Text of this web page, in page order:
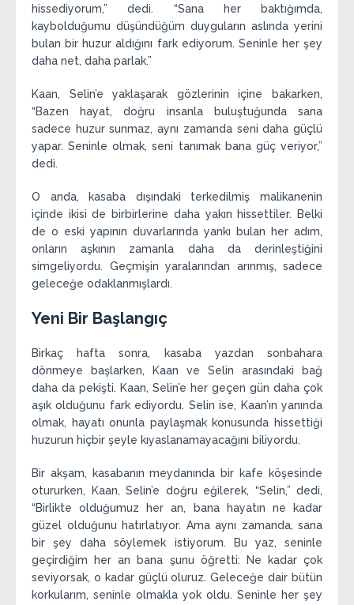
hissediyorum,” dedi. “Sana her baktığımda,
kaybolduğumu düşündüğüm duyguların aslında yerini
bulan bir huzur aldığını fark ediyorum. Seninle her şey
daha net, daha parlak.”
Kaan, Selin’e yaklaşarak gözlerinin içine bakarken,
“Bazen hayat, doğru insanla buluştuğunda sana
sadece huzur sunmaz, aynı zamanda seni daha güçlü
yapar. Seninle olmak, seni tanımak bana güç veriyor,”
dedi.
O anda, kasaba dışındaki terkedilmiş malikanenin
içinde ikisi de birbirlerine daha yakın hissettiler. Belki
de o eski yapının duvarlarında yankı bulan her adım,
onların aşkının zamanla daha da derinleştiğini
simgeliyordu. Geçmişin yaralarından arınmış, sadece
geleceğe odaklanmışlardı.
Yeni Bir Başlangıç
Birkaç hafta sonra, kasaba yazdan sonbahara
dönmeye başlarken, Kaan ve Selin arasındaki bağ
daha da pekişti. Kaan, Selin’e her geçen gün daha çok
aşık olduğunu fark ediyordu. Selin ise, Kaan’ın yanında
olmak, hayatı onunla paylaşmak konusunda hissettiği
huzurun hiçbir şeyle kıyaslanamayacağını biliyordu.
Bir akşam, kasabanın meydanında bir kafe köşesinde
otururken, Kaan, Selin’e doğru eğilerek, “Selin,” dedi,
“Birlikte olduğumuz her an, bana hayatın ne kadar
güzel olduğunu hatırlatıyor. Ama aynı zamanda, sana
bir şey daha söylemek istiyorum. Bu yaz, seninle
geçirdiğim her an bana şunu öğretti: Ne kadar çok
seviyorsak, o kadar güçlü oluruz. Geleceğe dair bütün
korkularım, seninle olmakla yok oldu. Seninle her şey